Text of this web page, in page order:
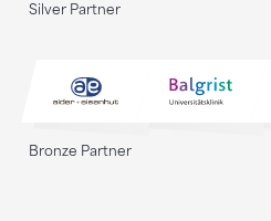
Silver Partner
Bronze Partner